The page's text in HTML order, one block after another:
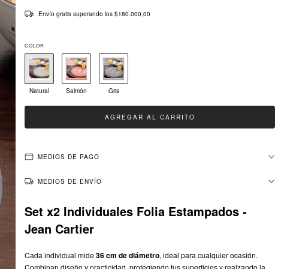
Envío gratis superando los $180.000,00
COLOR
Natural Salmón Gris
MEDIOS DE PAGO
MEDIOS DE ENVÍO
Set x2 Individuales Folia Estampados -
Jean Cartier
Cada individual mide36 cm de diámetro, ideal para cualquier ocasión.
Combinan diseño y practicidad, protegiendo tus superficies y realzando la